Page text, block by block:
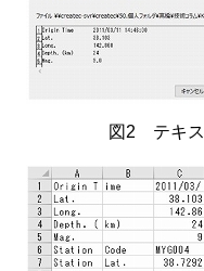
図2 テキス